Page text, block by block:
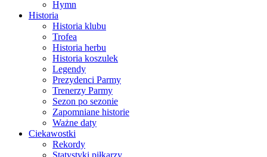
Hymn
Historia
Historia klubu
Trofea
Historia herbu
Historia koszulek
Legendy
Prezydenci Parmy
Trenerzy Parmy
Sezon po sezonie
Zapomniane historie
Ważne daty
Ciekawostki
Rekordy
Statystyki piłkarzy